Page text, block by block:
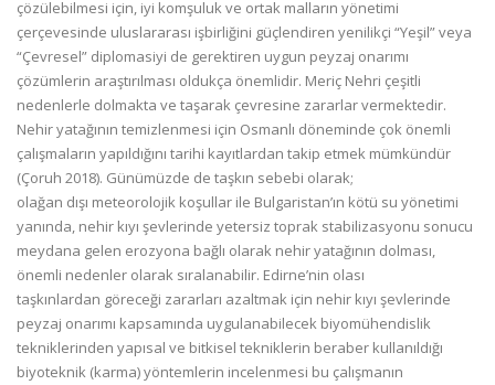
çözülebilmesi için, iyi komşuluk ve ortak malların yönetimi
çerçevesinde uluslararası işbirliğini güçlendiren yenilikçi “Yeşil” veya
“Çevresel” diplomasiyi de gerektiren uygun peyzaj onarımı
çözümlerin araştırılması oldukça önemlidir. Meriç Nehri çeşitli
nedenlerle dolmakta ve taşarak çevresine zararlar vermektedir.
Nehiryatağının temizlenmesi için Osmanlı döneminde çok önemli
çalışmaların yapıldığını tarihi kayıtlardan takip etmek mümkündür
(Çoruh 2018). Günümüzde de taşkın sebebi olarak;
olağan dışı meteorolojik koşullar ile Bulgaristan’ın kötü su yönetimi
yanında, nehir kıyı şevlerinde yetersiz toprak stabilizasyonu sonucu
meydana gelen erozyona bağlı olarak nehir yatağının dolması,
önemli nedenler olarak sıralanabilir. Edirne’nin olası
taşkınlardan göreceği zararları azaltmak için nehir kıyı şevlerinde
peyzaj onarımı kapsamında uygulanabilecek biyomühendislik
tekniklerinden yapısal ve bitkisel tekniklerin beraber kullanıldığı
biyoteknik (karma) yöntemlerin incelenmesi bu çalışmanın